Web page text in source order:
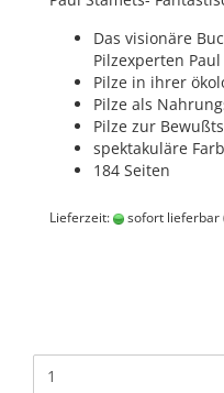
Das visionäre
Pilzexperten
Pilze in ihrer
Pilze als
Pilze zur
spektakuläre
184 Seiten
Lieferzeit: sofort lieferbar